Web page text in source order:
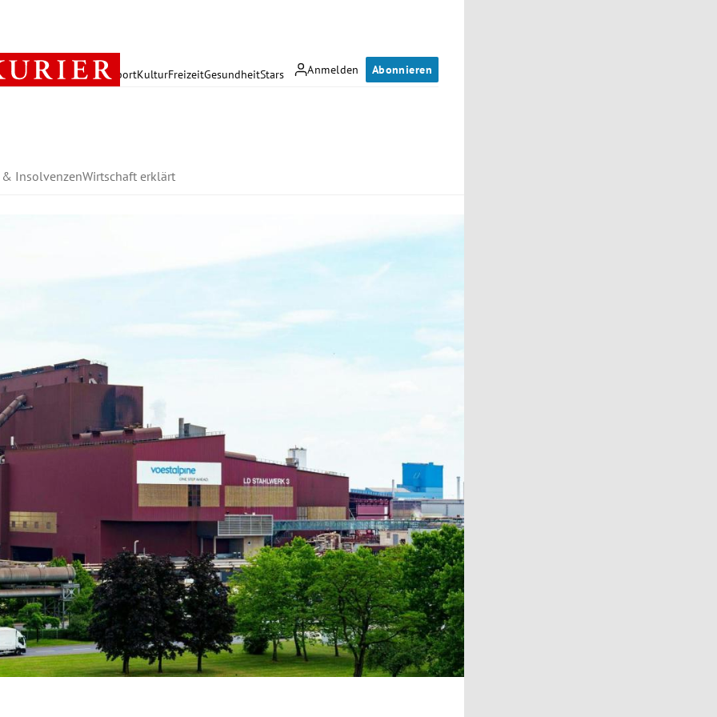
Anmelden Abonnieren
PolitikWirtschaft SportKulturFreizeitGesundheitStars
InsolvenzenWirtschaft erklärt